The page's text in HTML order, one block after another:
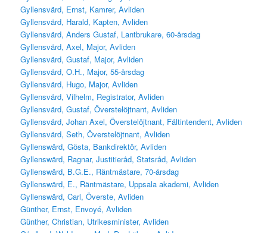
Gyllensvärd, Ernst, Kamrer, Avliden
Gyllensvärd, Harald, Kapten, Avliden
Gyllensvärd, Anders Gustaf, Lantbrukare, 60-årsdag
Gyllensvärd, Axel, Major, Avliden
Gyllensvärd, Gustaf, Major, Avliden
Gyllensvärd, O.H., Major, 55-årsdag
Gyllensvärd, Hugo, Major, Avliden
Gyllensvärd, Vilhelm, Registrator, Avliden
Gyllensvärd, Gustaf, Överstelöjtnant, Avliden
Gyllensvärd, Johan Axel, Överstelöjtnant, Fältintendent, Avliden
Gyllensvärd, Seth, Överstelöjtnant, Avliden
Gyllenswärd, Gösta, Bankdirektör, Avliden
Gyllenswärd, Ragnar, Justitieråd, Statsråd, Avliden
Gyllenswärd, B.G.E., Räntmästare, 70-årsdag
Gyllenswärd, E., Räntmästare, Uppsala akademi, Avliden
Gyllenswärd, Carl, Överste, Avliden
Günther, Ernst, Envoyé, Avliden
Günther, Christian, Utrikesminister, Avliden